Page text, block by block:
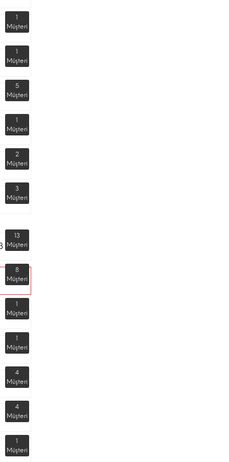
1
Müşteri
1
Müşteri
5
Müşteri
1
Müşteri
2
Müşteri
3
Müşteri
13
Müşteri
8
Müşteri
1
Müşteri
1
Müşteri
4
Müşteri
4
Müşteri
1
Müşteri